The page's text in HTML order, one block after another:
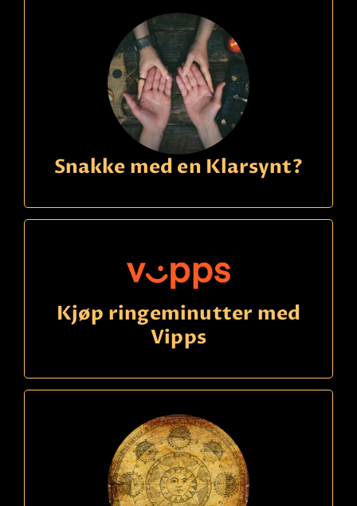
Snakke med en Klarsynt?
Kjøp ringeminutter med
Vipps